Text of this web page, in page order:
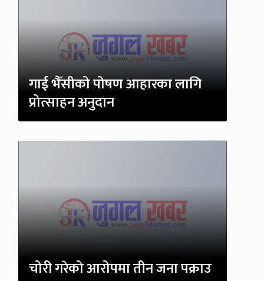
गाई भैँसीको पोषण आहारका लागि
प्रोत्साहन अनुदान
चोरी गरेको आरोपमा तीन जना पक्राउ